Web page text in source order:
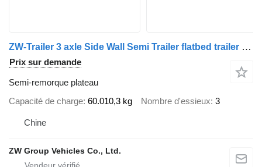
ZW-Trailer 3 axle Side Wall Semi Trailer flatbed trailer for sudan
Prix sur demande
Semi-remorque plateau
Capacité de charge 60.010,3 kg Nombre d'essieux 3
Chine
ZW Group Vehicles Co., Ltd.